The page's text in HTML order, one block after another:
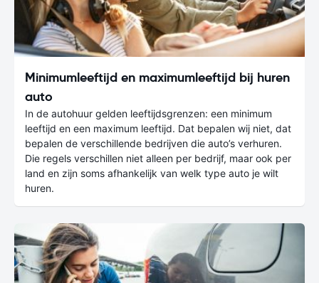
Minimumleeftijd en maximumleeftijd bij huren
auto
In de autohuur gelden leeftijdsgrenzen: een minimum
leeftijd en een maximum leeftijd. Dat bepalen wij niet, dat
bepalen de verschillende bedrijven die auto’s verhuren.
Die regels verschillen niet alleen per bedrijf, maar ook per
land en zijn soms afhankelijk van welk type auto je wilt
huren.